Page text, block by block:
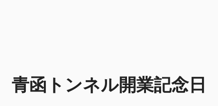
青函トンネル開業記念日